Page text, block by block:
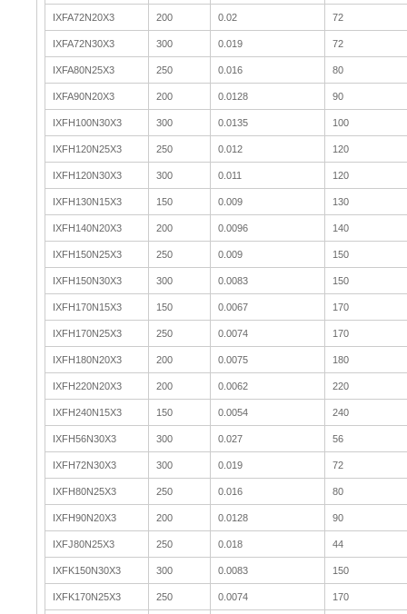
IXFA72N20X3 200 0.02 72
IXFA72N30X3 300 0.019 72
IXFA80N25X3 250 0.016 80
IXFA90N20X3 200 0.0128 90
IXFH100N30X3 300 0.0135 100
IXFH120N25X3 250 0.012 120
IXFH120N30X3 300 0.011 120
IXFH130N15X3 150 0.009 130
IXFH140N20X3 200 0.0096 140
IXFH150N25X3 250 0.009 150
IXFH150N30X3 300 0.0083 150
IXFH170N15X3 150 0.0067 170
IXFH170N25X3 250 0.0074 170
IXFH180N20X3 200 0.0075 180
IXFH220N20X3 200 0.0062 220
IXFH240N15X3 150 0.0054 240
IXFH56N30X3 300 0.027 56
IXFH72N30X3 300 0.019 72
IXFH80N25X3 250 0.016 80
IXFH90N20X3 200 0.0128 90
IXFJ80N25X3 250 0.018 44
IXFK150N30X3 300 0.0083 150
IXFK170N25X3 250 0.0074 170